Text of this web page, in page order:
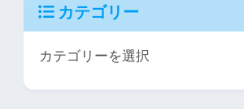
カテゴリー